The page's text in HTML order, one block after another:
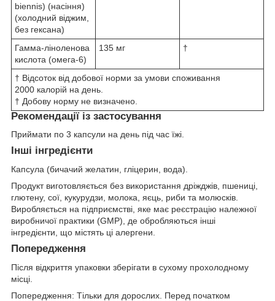
biennis) (насіння)
(холодний віджим,
без гексана)
Гамма-ліноленова
кислота (омега-6)
135 мг †
† Відсоток від добової норми за умови споживання
2000 калорій на день.
† Добову норму не визначено.
Рекомендації із застосування
Приймати по 3 капсули на день під час їжі.
Інші інгредієнти
Капсула (бичачий желатин, гліцерин, вода).
Продукт виготовляється без використання дріжджів, пшениці,
глютену, сої, кукурудзи, молока, яєць, риби та молюсків.
Виробляється на підприємстві, яке має реєстрацію належної
виробничої практики (GMP), де обробляються інші
інгредієнти, що містять ці алергени.
Попередження
Після відкриття упаковки зберігати в сухому прохолодному
місці.
Попередження: Тільки для дорослих. Перед початком